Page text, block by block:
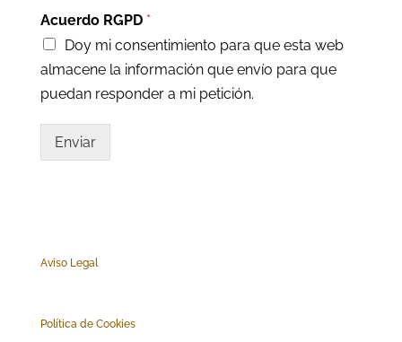
Acuerdo RGPD *
Doy mi consentimiento para que esta web
almacene la información que envío para que
puedan responder a mi petición.
Enviar
Aviso Legal
Política de Cookies